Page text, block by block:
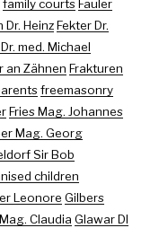
family courts Fauler
Dr. HeinzFekter Dr.
med. Michael
an Zähnen Frakturen
freemasonry
Fries Mag. Johannes
Mag. Georg
Sir Bob
children
Leonore Gilbers
Claudia Glawar DI